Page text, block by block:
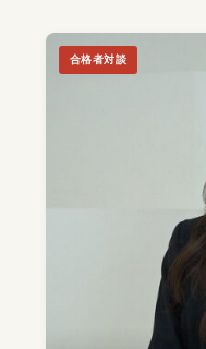
合格者対談